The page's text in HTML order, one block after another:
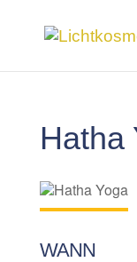
Hatha
WANN